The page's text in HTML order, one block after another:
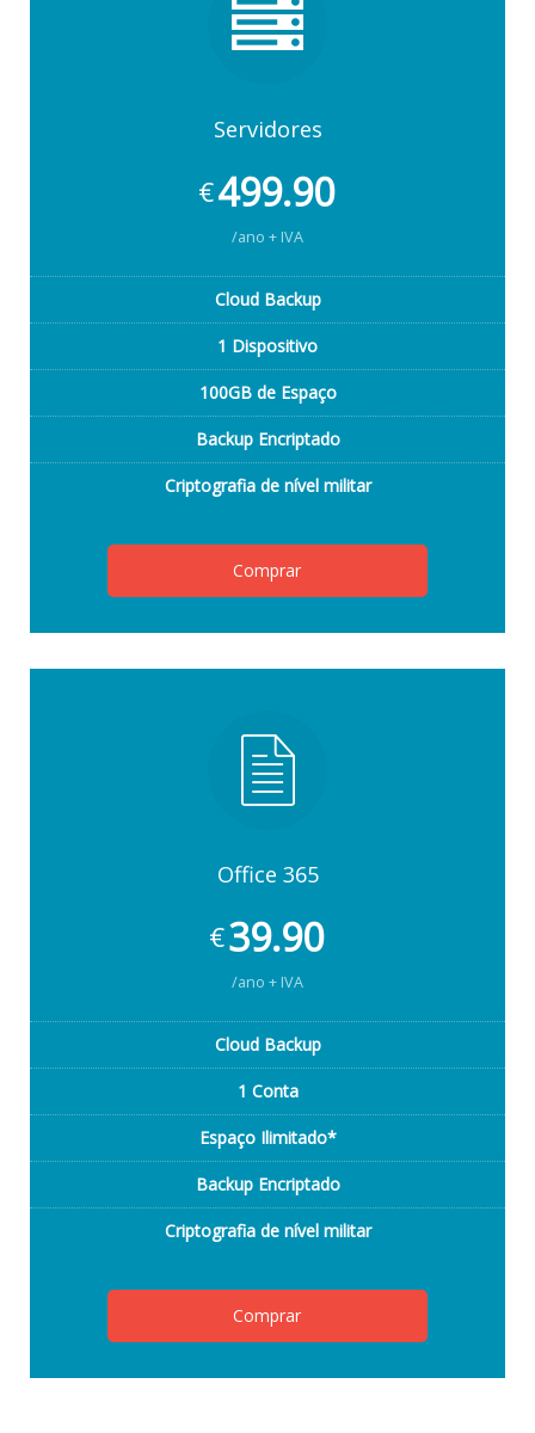
Servidores
€499.90
/ano + IVA
Cloud Backup
1 Dispositivo
100GB de Espaço
Backup Encriptado
Criptografia de nível militar
Comprar
Office 365
€39.90
/ano + IVA
Cloud Backup
1 Conta
Espaço Ilimitado*
Backup Encriptado
Criptografia de nível militar
Comprar